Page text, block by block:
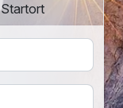
Startort